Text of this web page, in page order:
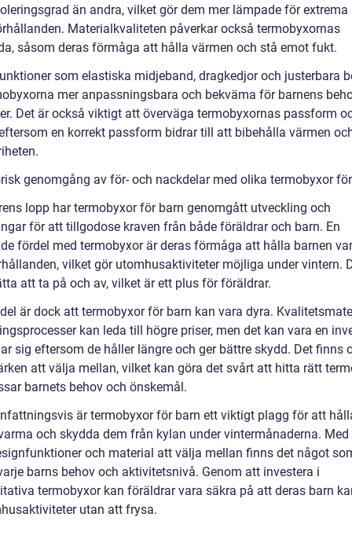
än andra, vilket gör dem mer lämpade för extrema
Materialkvaliteten påverkar också termobyxornas
såsom deras förmåga att hålla värmen och stå emot fukt.
som elastiska midjeband, dragkedjor och justerbara
mer anpassningsbara och bekväma för barnens
Det är också viktigt att överväga termobyxornas passform
en korrekt passform bidrar till att bibehålla värmen
genomgång av för- och nackdelar med olika termobyxor
lopp har termobyxor för barn genomgått utveckling och
för att tillgodose kraven från både föräldrar och barn. En
fördel med termobyxor är deras förmåga att hålla barnen
vilket gör utomhusaktiviteter möjliga under vintern.
att ta på och av, vilket är ett plus för föräldrar.
är dock att termobyxor för barn kan vara dyra.
kan leda till högre priser, men det kan vara en
sig eftersom de håller längre och ger bättre skydd. Det finns
att välja mellan, vilket kan göra det svårt att hitta rätt
barnets behov och önskemål.
är termobyxor för barn ett viktigt plagg för att
och skydda dem från kylan under vintermånaderna.
och material att välja mellan finns det något
barns behov och aktivitetsnivå. Genom att investera i
termobyxor kan föräldrar vara säkra på att deras barn
utan att frysa.